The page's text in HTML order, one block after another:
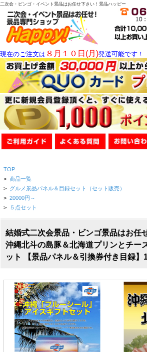
二次会・ビンゴ・イベント景品はお任せ下さい！景品ハッピー
現在のご注文は ８月１０日(月)発送可能です！
TOP
> 商品一覧
> グルメ景品パネル＆目録セット（セット販売）
> 20000円～
> ５点セット
結婚式二次会景品・ビンゴ景品はお任
沖縄北斗の島豚＆北海道プリンとチー
ット 【景品パネル＆引換券付き目録】